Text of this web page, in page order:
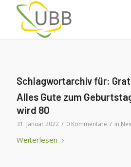
Schlagwortarchiv für:
Alles Gute zum
wird 80
31. Januar 2022 / 0 Kommentare / in
Weiterlesen